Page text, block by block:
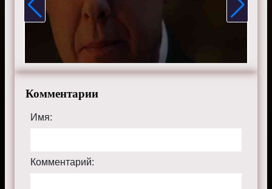
Комментарии
Имя:
Комментарий: